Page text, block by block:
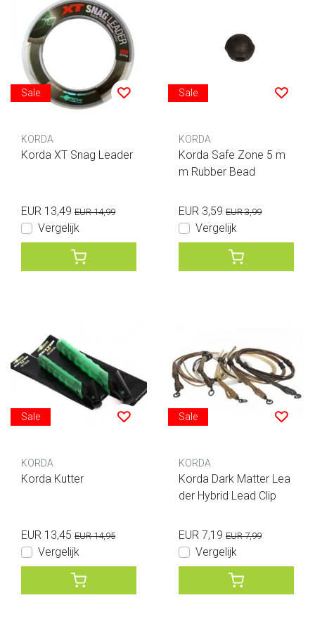
Sale
KORDA
Korda XT Snag Leader
EUR 13,49 EUR 14,99
Vergelijk
Sale
KORDA
Korda Safe Zone 5 m
m Rubber Bead
EUR 3,59 EUR 3,99
Vergelijk
Sale
KORDA
Korda Kutter
EUR 13,45 EUR 14,95
Vergelijk
Sale
KORDA
Korda Dark Matter Lea
der Hybrid Lead Clip
EUR 7,19 EUR 7,99
Vergelijk